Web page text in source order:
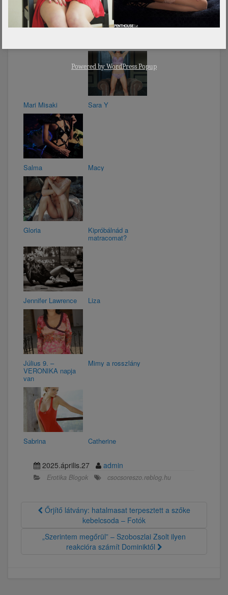
Mari Misaki Sara Y
Salma Macy
Gloria Kipróbálnád a
matracomat?
Jennifer Lawrence Liza
Július 9. –
VERONIKA napja
van
Mimy a rosszlány
Sabrina Catherine
2025.április.27 admin
Erotika Blogok csocsoreszo.reblog.hu
Őrjítő látvány: hatalmasat terpesztett a szőke
kebelcsoda – Fotók
„Szerintem megőrül” – Szoboszlai Zsolt ilyen
reakcióra számít Dominiktől
Powered byWordPress Popup